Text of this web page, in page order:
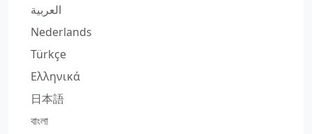
العربية
Nederlands
Türkçe
Ελληνικά
日本語
বাংলা